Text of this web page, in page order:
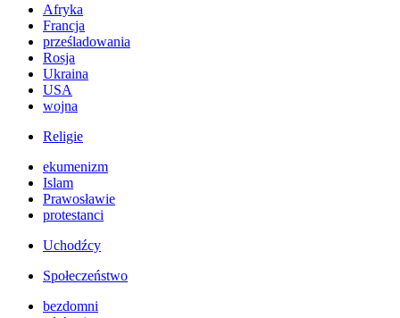
Afryka
Francja
prześladowania
Rosja
Ukraina
USA
wojna
Religie
ekumenizm
Islam
Prawosławie
protestanci
Uchodźcy
Społeczeństwo
bezdomni